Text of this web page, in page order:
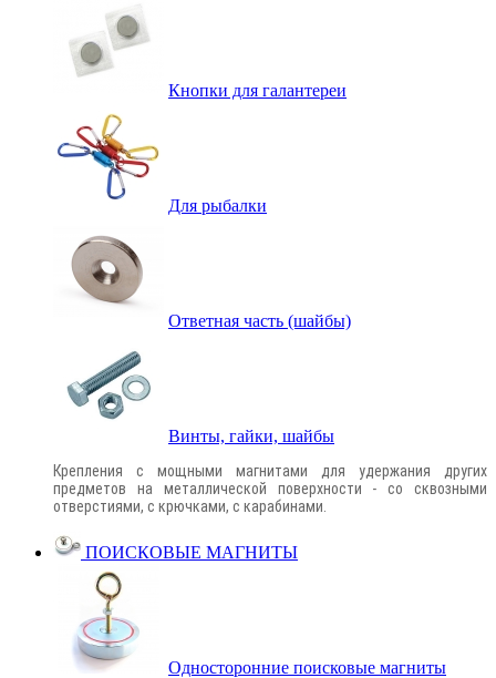
Кнопки для галантереи
Для рыбалки
Ответная часть (шайбы)
Винты, гайки, шайбы
Крепления с мощными магнитами для удержания других
предметов на металлической поверхности - со сквозными
отверстиями, с крючками, с карабинами.
ПОИСКОВЫЕ МАГНИТЫ
Односторонние поисковые магниты